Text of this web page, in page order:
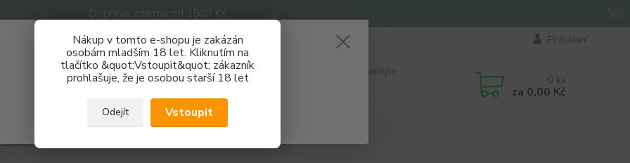
Doprava zdarma od 1500 Kč
Nákup v tomto e-shopu je zakázán
osobám mladším 18 let. Kliknutím na
tlačítko &quot;Vstoupit&quot; zákazník
prohlašuje, že je osobou starší 18 let
Odejít Vstoupit
Přihlášení
Hledat
Nevíte si rady? Zavolejte.
0 ks
za 0,00 Kč
cigarety VOOPOO Argus Z2 Pod sada
Získej slevu 3%
Zaregistruj se a nakupuj se slevou právě teď!
REGISTRAČNÍ FORMULÁŘ
Zavřít